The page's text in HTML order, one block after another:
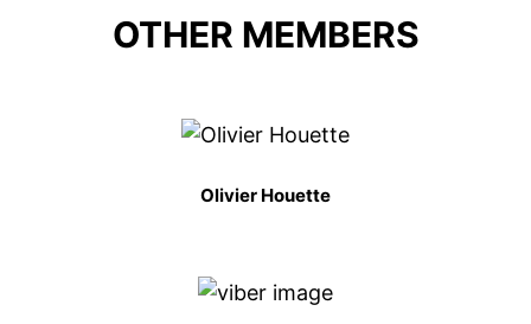
OTHER MEMBERS
Olivier Houette